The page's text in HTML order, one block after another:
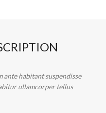
ante habitant suspendisse
ullamcorper tellus